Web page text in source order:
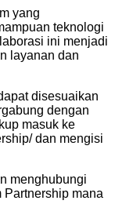
yang
teknologi
ini menjadi
layanan dan
disesuaikan
dengan
masuk ke
dan mengisi
menghubungi
Partnership mana